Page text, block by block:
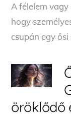
A félelem
hogy
csupán egy
öröklődő